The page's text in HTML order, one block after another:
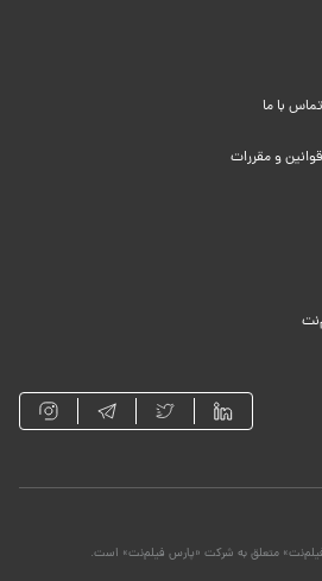
تماس با ما
قوانین و مقررات
متعلق به شرکت «پارس فیلم‌نت» است.